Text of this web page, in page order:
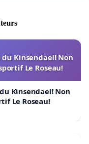
Kinsendael! Non
Le Roseau!
Kinsendael! Non
Le Roseau!